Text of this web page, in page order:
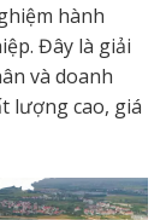
hành
Đây là giải
và doanh
lượng cao, giá